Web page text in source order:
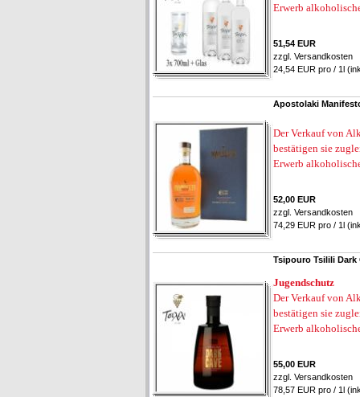
Erwerb
51,54 EUR
zzgl. Versandkosten
24,54 EUR pro / 1l
Apostolaki
Der Verkauf von
bestätigen sie
Erwerb
52,00 EUR
zzgl. Versandkosten
74,29 EUR pro / 1l
Tsipouro Tsilili Dark
Jugendschutz
Der Verkauf von
bestätigen sie
Erwerb
55,00 EUR
zzgl. Versandkosten
78,57 EUR pro / 1l